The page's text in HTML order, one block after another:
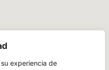
experiencia de